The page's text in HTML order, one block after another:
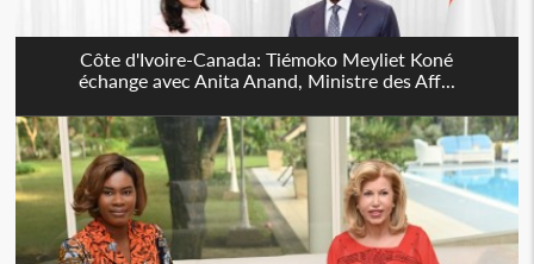
Côte d'Ivoire-Canada: Tiémoko Meyliet Koné
échange avec Anita Anand, Ministre des Aff...